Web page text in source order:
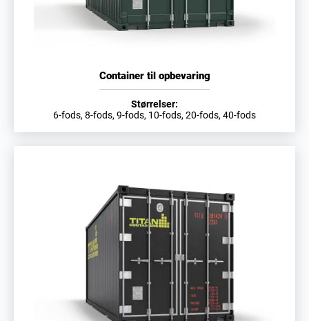
Container til opbevaring
Størrelser:
6-fods, 8-fods, 9-fods, 10-fods, 20-fods, 40-fods